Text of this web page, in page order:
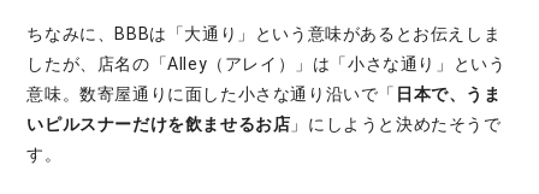
ちなみに、BBBは「大通り」という意味があるとお伝えしま
したが、店名の「Alley（アレイ）」は「小さな通り」という
意味。数寄屋通りに面した小さな通り沿いで「 日本で、うま
いピルスナーだけを飲ませるお店 」にしようと決めたそうで
す。